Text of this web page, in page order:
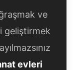
ve
geliştirmek
evleri